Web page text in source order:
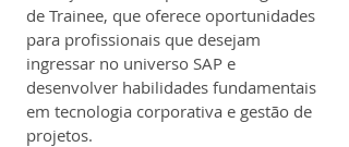
de Trainee, que oferece oportunidades
para profissionais que desejam
ingressar no universo SAP e
desenvolver habilidades fundamentais
em tecnologia corporativa e gestão de
projetos.